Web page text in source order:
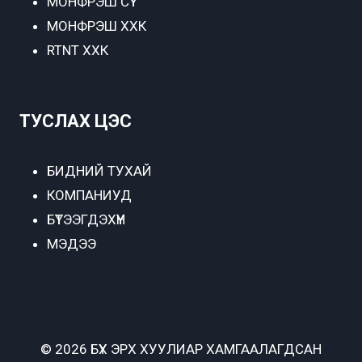
МОНФРЭШ ХХК
RTNT ХХК
ТУСЛАХ ЦЭС
БИДНИЙ ТУХАЙ
КОМПАНИУД
БҮТЭЭГДЭХҮҮН
МЭДЭЭ
© 2026 БҮХ ЭРХ ХУУЛИАР ХАМГААЛАГДСАН